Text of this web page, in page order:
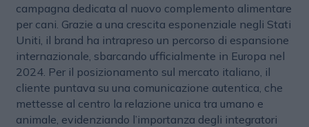
campagna dedicata al nuovo complemento alimentare
per cani. Grazie a una crescita esponenziale negli Stati
Uniti, il brand ha intrapreso un percorso di espansione
internazionale, sbarcando ufficialmente in Europa nel
2024. Per il posizionamento sul mercato italiano, il
cliente puntava su una comunicazione autentica, che
mettesse al centro la relazione unica tra umano e
animale, evidenziando l’importanza degli integratori